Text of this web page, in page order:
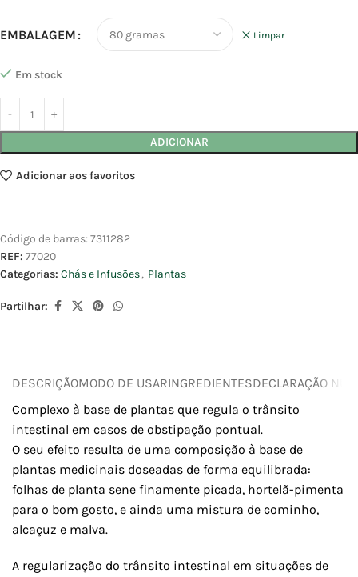
EMBALAGEM Limpar
Em stock
ADICIONAR
Adicionar aos favoritos
Código de barras:7311282
REF: 77020
Categorias: Chás e Infusões, Plantas
Partilhar:
DESCRIÇÃOMODO DE USARINGREDIENTESDECLARAÇÃO
Complexo à base de plantas que regula o trânsito
intestinal em casos de obstipação pontual.
O seu efeito resulta de uma composição à base de
plantas medicinais doseadas de forma equilibrada:
folhas de planta sene finamente picada, hortelã-pimenta
para o bom gosto, e ainda uma mistura de cominho,
alcaçuz e malva.
A regularização do trânsito intestinal em situações de